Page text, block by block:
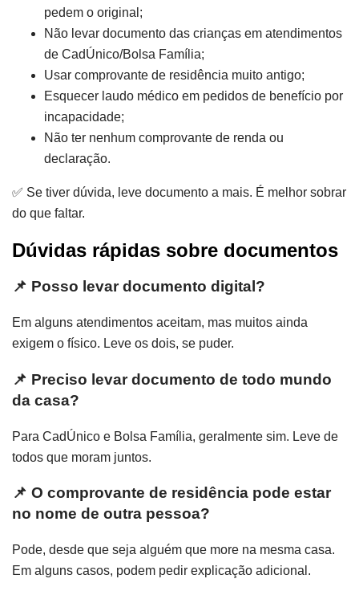
pedem o original;
Não levar documento das crianças em atendimentos
de CadÚnico/Bolsa Família;
Usar comprovante de residência muito antigo;
Esquecer laudo médico em pedidos de benefício por
incapacidade;
Não ter nenhum comprovante de renda ou
declaração.
✅ Se tiver dúvida, leve documento a mais. É melhor sobrar
do que faltar.
Dúvidas rápidas sobre documentos
📌 Posso levar documento digital?
Em alguns atendimentos aceitam, mas muitos ainda
exigem o físico. Leve os dois, se puder.
📌 Preciso levar documento de todo mundo
da casa?
Para CadÚnico e Bolsa Família, geralmente sim. Leve de
todos que moram juntos.
📌 O comprovante de residência pode estar
no nome de outra pessoa?
Pode, desde que seja alguém que more na mesma casa.
Em alguns casos, podem pedir explicação adicional.